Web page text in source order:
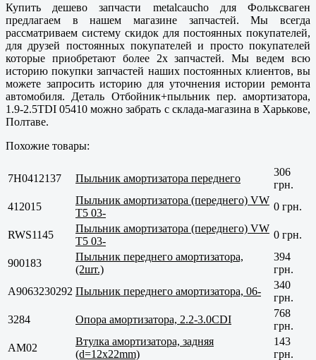
Купить дешево запчасти metalcaucho для Фольксваген
предлагаем в нашем магазине запчастей. Мы всегда
рассматриваем систему скидок для постоянных покупателей,
для друзей постоянных покупателей и просто покупателей
которые приобретают более 2х запчастей. Мы ведем всю
историю покупки запчастей наших постоянных клиентов, вы
можете запросить историю для уточнения истории ремонта
автомобиля. Деталь Отбойник+пыльник пер. амортизатора,
1.9-2.5TDI 05410 можно забрать с склада-магазина в Харькове,
Полтаве.
Похожие товары:
7H0412137 Пыльник амортизатора переднего
306
грн.
412015
Пыльник амортизатора (переднего) VW
T5 03-
0 грн.
RWS1145
Пыльник амортизатора (переднего) VW
T5 03-
0 грн.
900183
Пыльник переднего амортизатора,
(2шт.)
394
грн.
A9063230292 Пыльник переднего амортизатора, 06-
340
грн.
3284
Опора амортизатора, 2.2-3.0CDI
768
грн.
AM02
Втулка амортизатора, задняя
(d=12x22mm)
143
грн.